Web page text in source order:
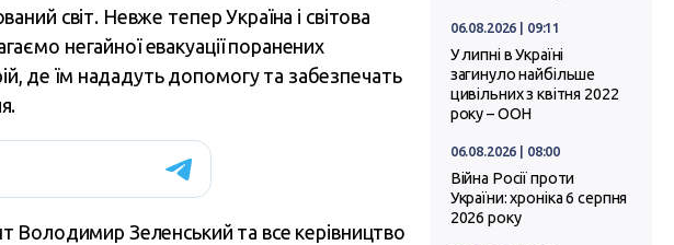
світ. Невже тепер Україна і світова
негайної евакуації поранених
де їм нададуть допомогу та забезпечать
Володимир Зеленський та все керівництво
06.08.2026 | 09:11
У липні в Україні
загинуло найбільше
цивільних з квітня 2022
року – ООН
06.08.2026 | 08:00
Війна Росії проти
України: хроніка 6 серпня
2026 року